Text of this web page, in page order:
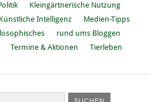
Kleingärtnerische Nutzung
Künstliche Intelligenz
Medien-Tipps
rund ums Bloggen
Termine & Aktionen Tierleben